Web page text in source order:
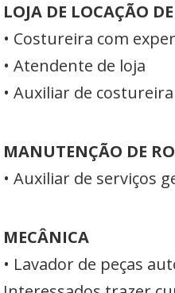
LOJA DE LOCAÇÃO
• Costureira com
• Atendente de loja
• Auxiliar de
MANUTENÇÃO DE
• Auxiliar de serviços
MECÂNICA
• Lavador de peças